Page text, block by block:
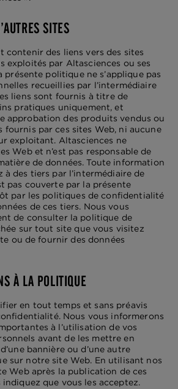
SITES
contenir des liens vers des sites
exploités par Altasciences ou ses
présente politique ne s’applique pas
recueillies par l’intermédiaire
liens sont fournis à titre de
pratiques uniquement, et
approbation des produits vendus ou
fournis par ces sites Web, ni aucune
exploitant. Altasciences ne
Web et n’est pas responsable de
de données. Toute information
à des tiers par l’intermédiaire de
pas couverte par la présente
par les politiques de confidentialité
de ces tiers. Nous vous
de consulter la politique de
sur tout site que vous visitez
ou de fournir des données
À LA POLITIQUE
en tout temps et sans préavis
Nous vous informerons
à l’utilisation de vos
avant de les mettre en
bannière ou d’une autre
sur notre site Web. En utilisant nos
Web après la publication de ces
que vous les acceptez.